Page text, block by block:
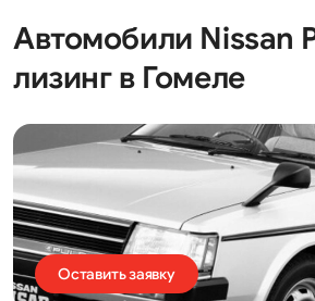
Автомобили Nissan
лизинг в Гомеле
Оставить заявку